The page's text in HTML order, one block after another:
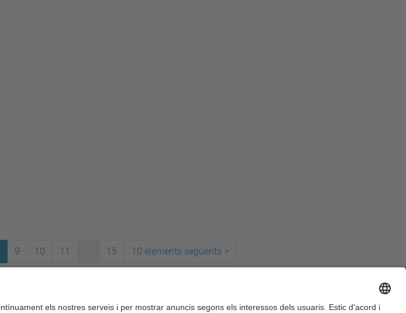
9 10 11 ... 15 10 elements següents >